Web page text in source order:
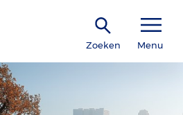
Zoeken Menu